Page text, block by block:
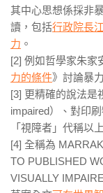
其中心思想係採非
讀，包括行政院長
力 。
[2] 例如哲學家朱家
力的條件》討論暴
[3] 更精確的說法是
impaired）、對印
「視障者」代稱以
[4] 全稱為
TO PUBLISHED
VISUALLY